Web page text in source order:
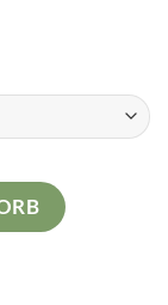
bis 1.85